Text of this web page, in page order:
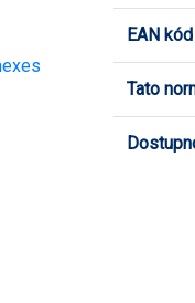
EAN kód
Tato